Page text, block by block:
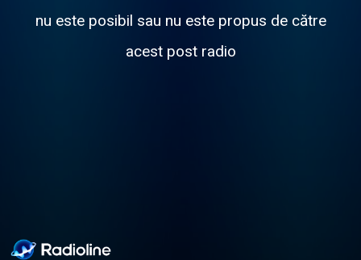
nu este posibil sau nu este propus de către
acest post radio